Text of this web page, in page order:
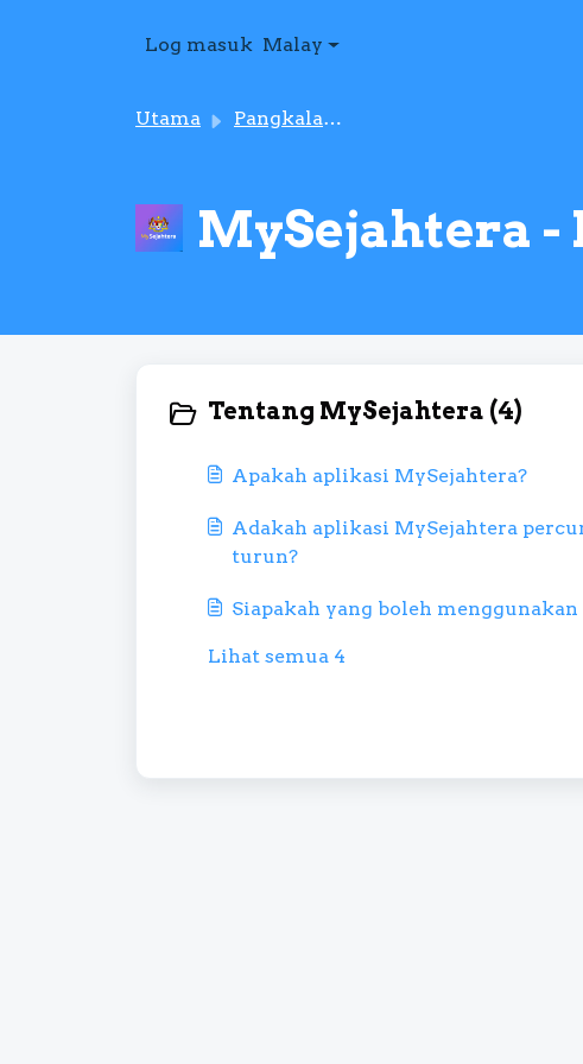
Log masuk Malay
Utama Pangkalan pengetahuan
MySejahtera -
Tentang MySejahtera (4)
Apakah aplikasi MySejahtera?
Adakah aplikasi MySejahtera
turun?
Siapakah yang boleh
Lihat semua 4